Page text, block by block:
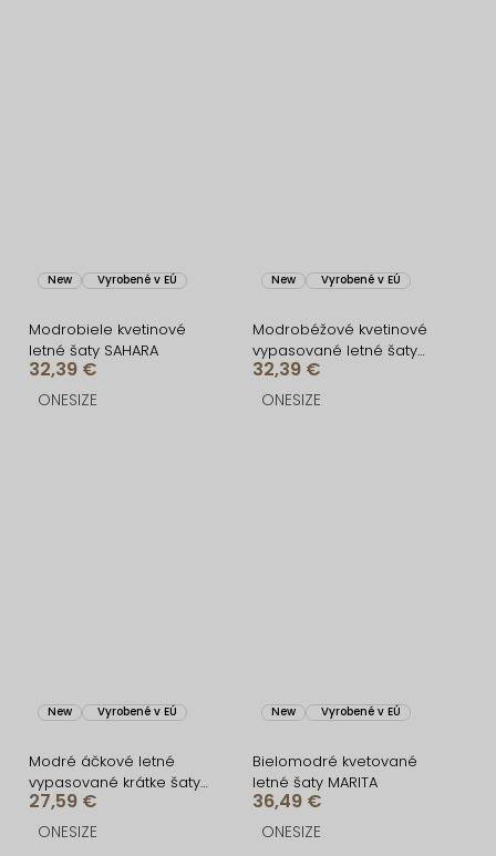
New Vyrobené v EÚ
Modrobiele kvetinové
letné šaty SAHARA
32,39 €
ONESIZE
New Vyrobené v EÚ
Modrobéžové kvetinové
vypasované letné šaty
SAHARA
32,39 €
ONESIZE
New Vyrobené v EÚ
Modré áčkové letné
vypasované krátke šaty
ULJANA s kvetmi
27,59 €
ONESIZE
New Vyrobené v EÚ
Bielomodré kvetované
letné šaty MARITA
36,49 €
ONESIZE